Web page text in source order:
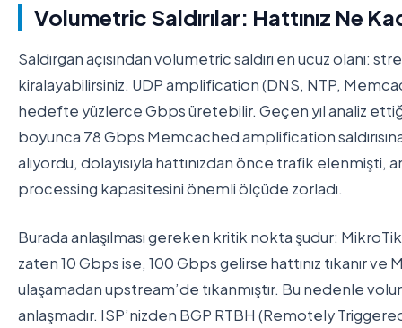
Volumetric Saldırılar: Hattınız Ne
Saldırgan açısından volumetric saldırı en ucuz
kiralayabilirsiniz. UDP amplification (DNS, NTP,
hedefte yüzlerce Gbps üretebilir. Geçen yıl analiz
boyunca 78 Gbps Memcached amplification saldırısına
alıyordu, dolayısıyla hattınızdan önce trafik elenmişti,
processing kapasitesini önemli ölçüde zorladı.
Burada anlaşılması gereken kritik nokta şudur:
zaten 10 Gbps ise, 100 Gbps gelirse hattınız tıkanır
ulaşamadan upstream’de tıkanmıştır. Bu nedenle
anlaşmadır. ISP’nizden BGP RTBH (Remotely